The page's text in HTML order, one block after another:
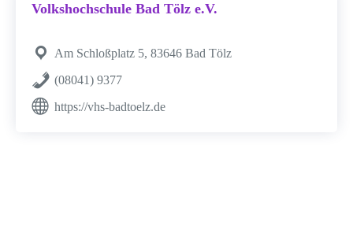
Volkshochschule Bad Tölz e.V.
Am Schloßplatz 5, 83646 Bad Tölz
(08041) 9377
https://vhs-badtoelz.de